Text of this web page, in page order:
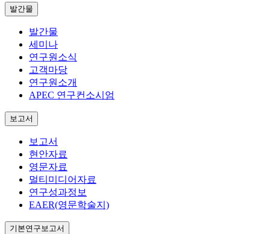
발간물
발간물
세미나
연구원소식
고객마당
연구원소개
APEC 연구컨소시엄
보고서
보고서
현안자료
영문자료
멀티미디어자료
연구성과정보
EAER(영문학술지)
기본연구보고서